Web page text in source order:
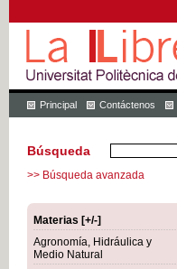
Principal Contáctenos
Búsqueda
>> Búsqueda avanzada
Materias [+/-]
Agronomía, Hidráulica y
Medio Natural